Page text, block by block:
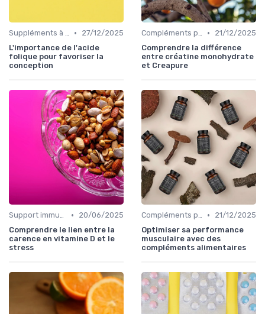
Suppléments à base de plantes •
27/12/2025
L'importance de l'acide
folique pour favoriser la
conception
Compléments pour sportifs •
21/12/2025
Comprendre la différence
entre créatine monohydrate
et Creapure
Support immunitaire •
20/06/2025
Comprendre le lien entre la
carence en vitamine D et le
stress
Compléments pour sportifs •
21/12/2025
Optimiser sa performance
musculaire avec des
compléments alimentaires